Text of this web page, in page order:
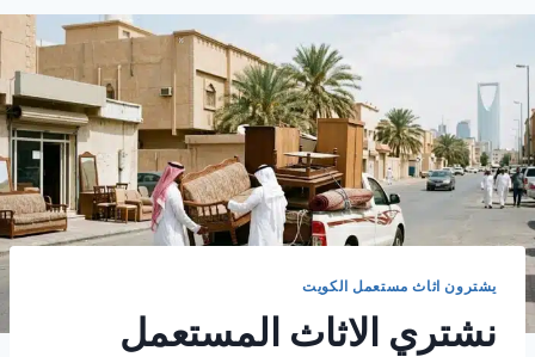
يشترون اثاث مستعمل الكويت
نشتري الاثاث المستعمل